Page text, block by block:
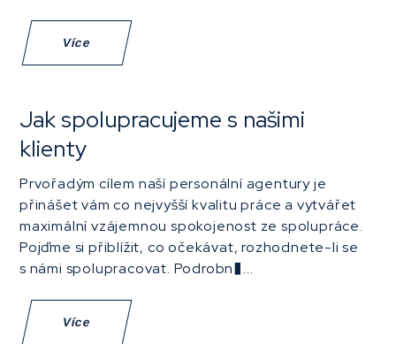
Více
Jak spolupracujeme s našimi
klienty
Prvořadým cílem naší personální agentury je
přinášet vám co nejvyšší kvalitu práce a vytvářet
maximální vzájemnou spokojenost ze spolupráce.
Pojďme si přiblížit, co očekávat, rozhodnete-li se
s námi spolupracovat. Podrobn�...
Více